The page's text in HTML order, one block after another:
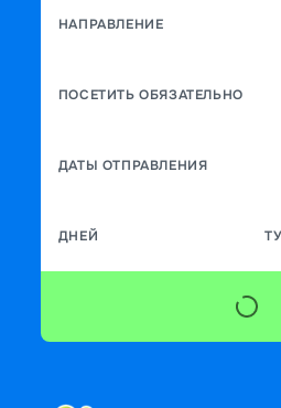
НАПРАВЛЕНИЕ
ПОСЕТИТЬ ОБЯЗАТЕЛЬНО
ДАТЫ ОТПРАВЛЕНИЯ
ДНЕЙ